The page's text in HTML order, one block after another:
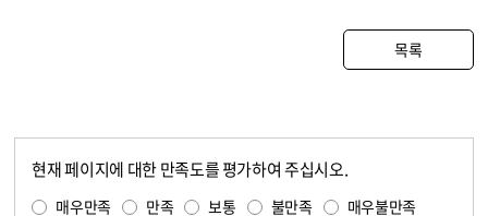
목록
현재 페이지에 대한 만족도를 평가하여 주십시오.
매우만족 만족 보통 불만족 매우불만족